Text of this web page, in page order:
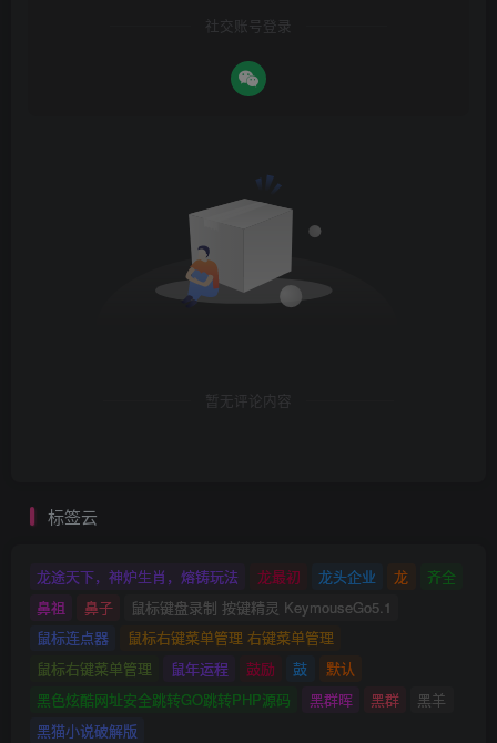
社交账号登录
暂无评论内容
标签云
龙途天下，神炉生肖，熔铸玩法 龙最初 龙头企业 龙
齐全
鼻祖
鼻子
鼠标键盘录制 按键精灵 KeymouseGo5.1
鼠标连点器
鼠标右键菜单管理 右键菜单管理
鼠标右键菜单管理
鼠年运程 鼓励 鼓
默认
黑色炫酷网址安全跳转GO跳转PHP源码
黑群晖 黑群
黑羊
黑猫小说破解版